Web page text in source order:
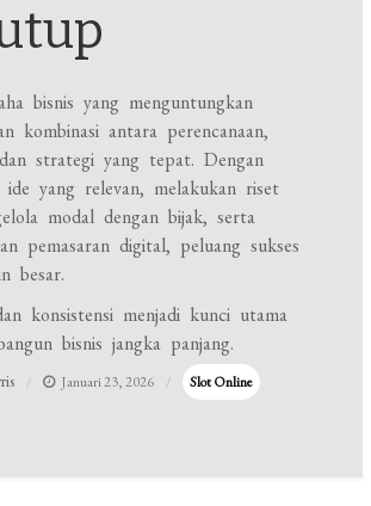
bisnis yang menguntungkan
kombinasi antara perencanaan,
strategi yang tepat. Dengan
ide yang relevan, melakukan riset
modal dengan bijak, serta
pemasaran digital, peluang sukses
besar.
konsistensi menjadi kunci utama
bisnis jangka panjang.
Januari 23, 2026 Slot Online